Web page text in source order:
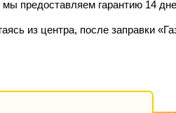
предоставляем гарантию 14
из центра, после заправки